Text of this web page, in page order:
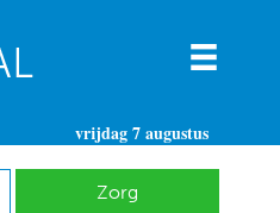
vrijdag 7 augustus
Zorg